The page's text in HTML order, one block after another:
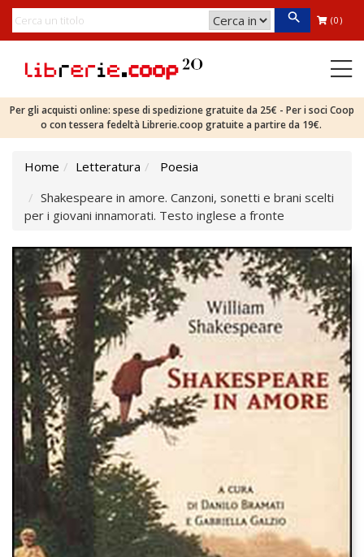
(0)
Per gli acquisti online: spese di spedizione gratuite da 25€ - Per i soci Coop
o con tessera fedeltà Librerie.coop gratuite a partire da 19€.
Home Letteratura
Poesia
Shakespeare in amore. Canzoni, sonetti e brani scelti
per i giovani innamorati. Testo inglese a fronte